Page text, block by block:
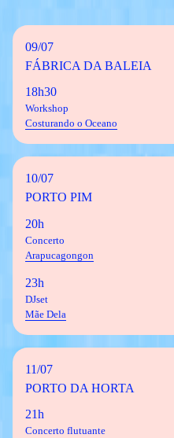
09/07
FÁBRICA DA BALEIA
18h30
Workshop
Costurando o Oceano
10/07
PORTO PIM
20h
Concerto
Arapucagongon
23h
DJset
Mãe Dela
11/07
PORTO DA HORTA
21h
Concerto flutuante